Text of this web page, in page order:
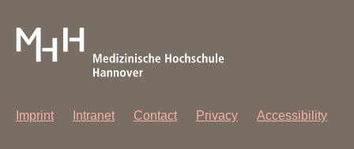
Imprint Intranet Contact Privacy Accessibility